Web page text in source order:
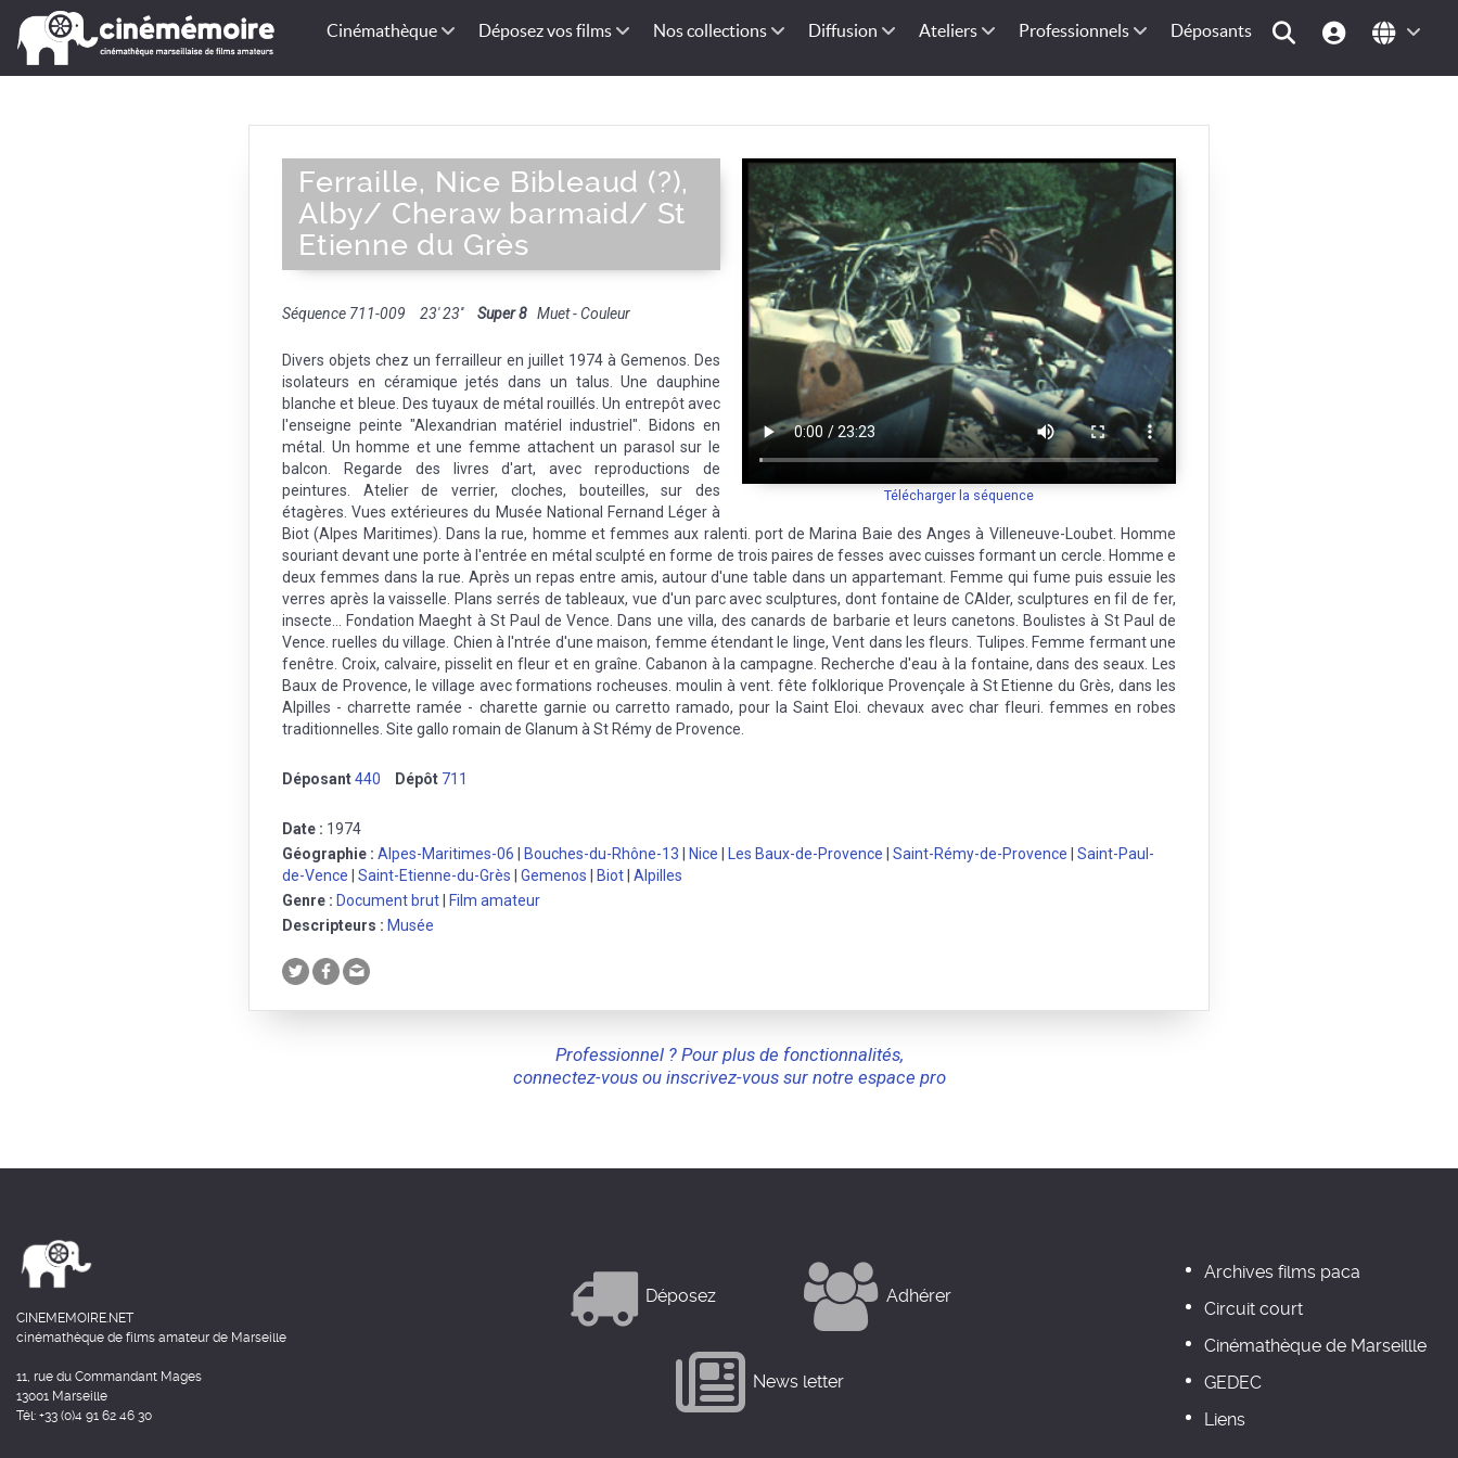
Cinémathèque Déposez vos films Nos collections Diffusion Ateliers Professionnels Déposants
Télécharger la séquence
Ferraille, Nice Bibleaud (?),
Alby/ Cheraw barmaid/ St
Etienne du Grès
Séquence 711-009 23' 23'' Super 8 Muet - Couleur
Divers objets chez un ferrailleur en juillet 1974 à Gemenos. Des
isolateurs en céramique jetés dans un talus. Une dauphine
blanche et bleue. Des tuyaux de métal rouillés. Un entrepôt avec
l'enseigne peinte "Alexandrian matériel industriel". Bidons en
métal. Un homme et une femme attachent un parasol sur le
balcon. Regarde des livres d'art, avec reproductions de
peintures. Atelier de verrier, cloches, bouteilles, sur des
étagères. Vues extérieures du Musée National Fernand Léger à
Biot (Alpes Maritimes). Dans la rue, homme et femmes aux ralenti. port de Marina Baie des Anges à Villeneuve-Loubet. Homme
souriant devant une porte à l'entrée en métal sculpté en forme de trois paires de fesses avec cuisses formant un cercle. Homme e
deux femmes dans la rue. Après un repas entre amis, autour d'une table dans un appartemant. Femme qui fume puis essuie les
verres après la vaisselle. Plans serrés de tableaux, vue d'un parc avec sculptures, dont fontaine de CAlder, sculptures en fil de fer,
insecte... Fondation Maeght à St Paul de Vence. Dans une villa, des canards de barbarie et leurs canetons. Boulistes à St Paul de
Vence. ruelles du village. Chien à l'ntrée d'une maison, femme étendant le linge, Vent dans les fleurs. Tulipes. Femme fermant une
fenêtre. Croix, calvaire, pisselit en fleur et en graîne. Cabanon à la campagne. Recherche d'eau à la fontaine, dans des seaux. Les
Baux de Provence, le village avec formations rocheuses. moulin à vent. fête folklorique Provençale à St Etienne du Grès, dans les
Alpilles - charrette ramée - charette garnie ou carretto ramado, pour la Saint Eloi. chevaux avec char fleuri. femmes en robes
traditionnelles. Site gallo romain de Glanum à St Rémy de Provence.
Déposant440 Dépôt 711
Date : 1974
Géographie : Alpes-Maritimes-06 Bouches-du-Rhône-13 Nice Les Baux-de-Provence Saint-Rémy-de-Provence
Saint-Paul-
de-Vence
Saint-Etienne-du-Grès Gemenos Biot Alpilles
Genre : Document brut
Film amateur
Descripteurs : Musée
Professionnel ? Pour plus de fonctionnalités,
connectez-vous ou inscrivez-vous sur notre espace pro
CINEMEMOIRE.NET
cinémathèque de films amateur de Marseille
11, rue du Commandant Mages
13001 Marseille
Tél: +33 (0)4 91 62 46 30
Déposez Adhérer
News letter
Archives films paca
Circuit court
Cinémathèque de Marseillle
GEDEC
Liens